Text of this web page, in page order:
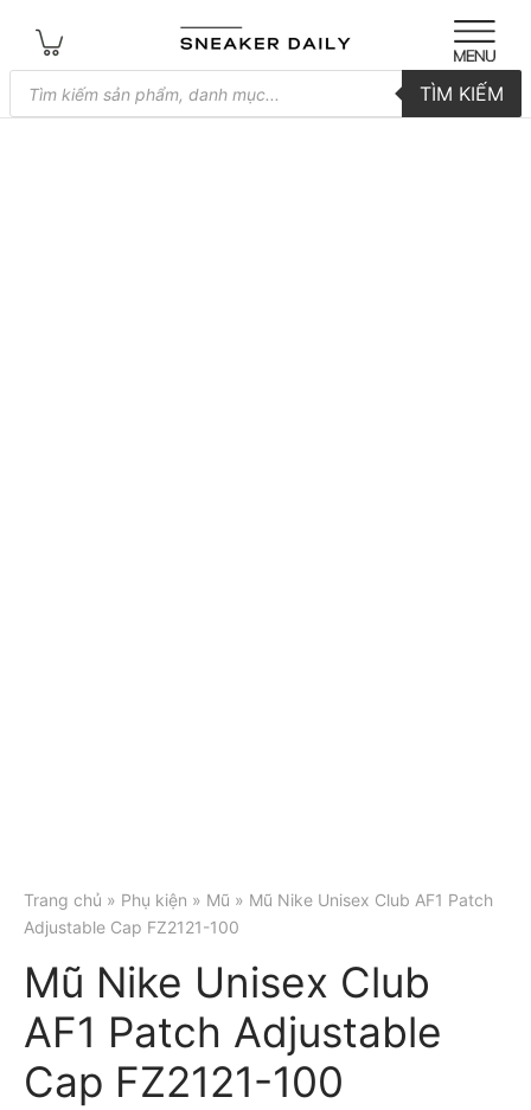
Tìm
kiếm
sản
TÌM KIẾM
Trang chủ » Phụ kiện » Mũ » Mũ Nike Unisex Club AF1 Patch
Adjustable Cap FZ2121-100
Mũ Nike Unisex Club
AF1 Patch Adjustable
Cap FZ2121-100